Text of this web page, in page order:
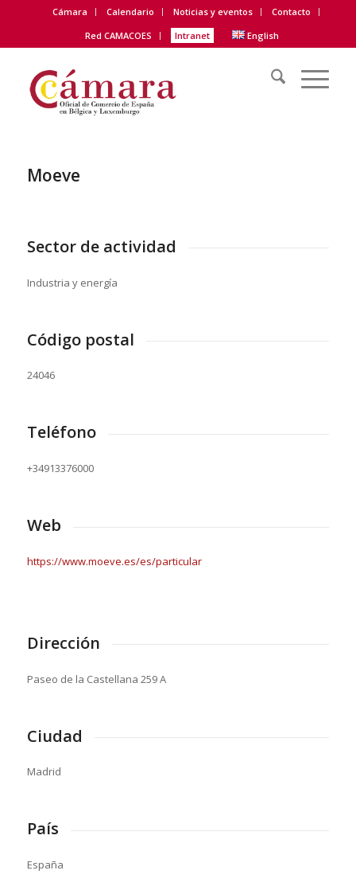
Cámara Calendario Noticias y eventos
Contacto
Red CAMACOES
Intranet English
Moeve
Sector de actividad
Industria y energía
Código postal
24046
Teléfono
+34913376000
Web
https://www.moeve.es/es/particular
Dirección
Paseo de la Castellana 259 A
Ciudad
Madrid
País
España